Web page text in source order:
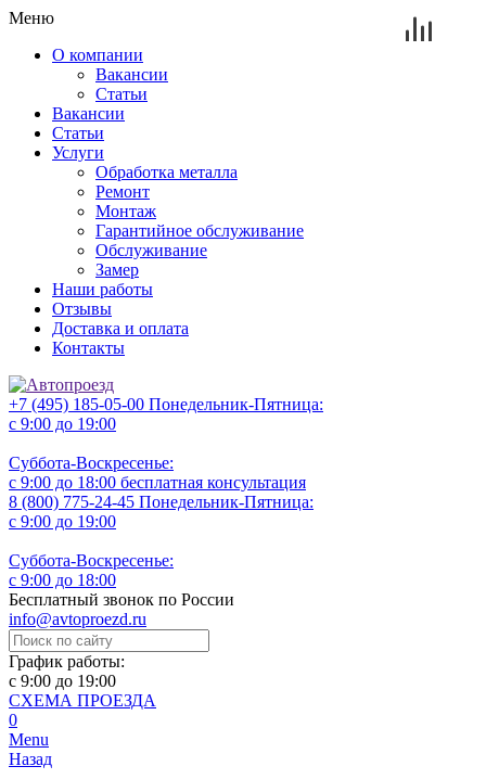
Меню
О компании
Вакансии
Статьи
Вакансии
Статьи
Услуги
Обработка металла
Ремонт
Монтаж
Гарантийное обслуживание
Обслуживание
Замер
Наши работы
Отзывы
Доставка и оплата
Контакты
+7 (495) 185-05-00 Понедельник-Пятница:
с 9:00 до 19:00
Суббота-Воскресенье:
с 9:00 до 18:00 бесплатная консультация
8 (800) 775-24-45 Понедельник-Пятница:
с 9:00 до 19:00
Суббота-Воскресенье:
с 9:00 до 18:00
Бесплатный звонок по России
info@avtoproezd.ru
График работы:
с 9:00 до 19:00
СХЕМА ПРОЕЗДА
0
Menu
Назад